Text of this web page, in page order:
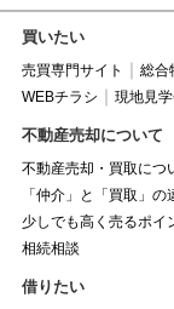
買いたい
売買専門サイト 総合
WEBチラシ
現地見
不動産売却について
不動産売却・買取につ
「仲介」と「買取」の
少しでも高く売るポイ
相続相談
借りたい